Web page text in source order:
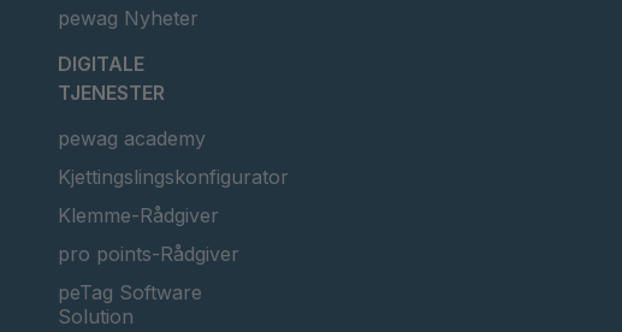
pewag Nyheter
DIGITALE
TJENESTER
pewag academy
Kjettingslingskonfigurator
Klemme-Rådgiver
pro points-Rådgiver
peTag Software
Solution